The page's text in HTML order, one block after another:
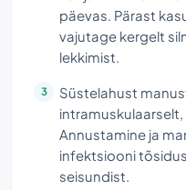
päevas. Pärast
vajutage kergelt
lekkimist.
Süstelahust
intramuskulaarselt,
Annustamine ja
infektsiooni
seisundist.